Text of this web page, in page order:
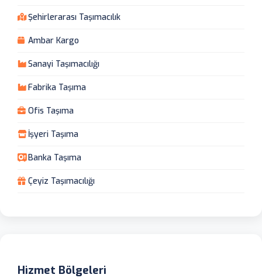
Şehirlerarası Taşımacılık
Ambar Kargo
Sanayi Taşımacılığı
Fabrika Taşıma
Ofis Taşıma
İşyeri Taşıma
Banka Taşıma
Çeyiz Taşımacılığı
Hizmet Bölgeleri